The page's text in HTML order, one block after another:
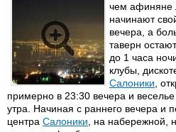
чем афиняне
начинают
вечера, а
таверн
до 1 часа
клубы,
Салоники ,
примерно в 23:30 вечера и
утра. Начиная с раннего вечера и
центра Салоники , на набережной,